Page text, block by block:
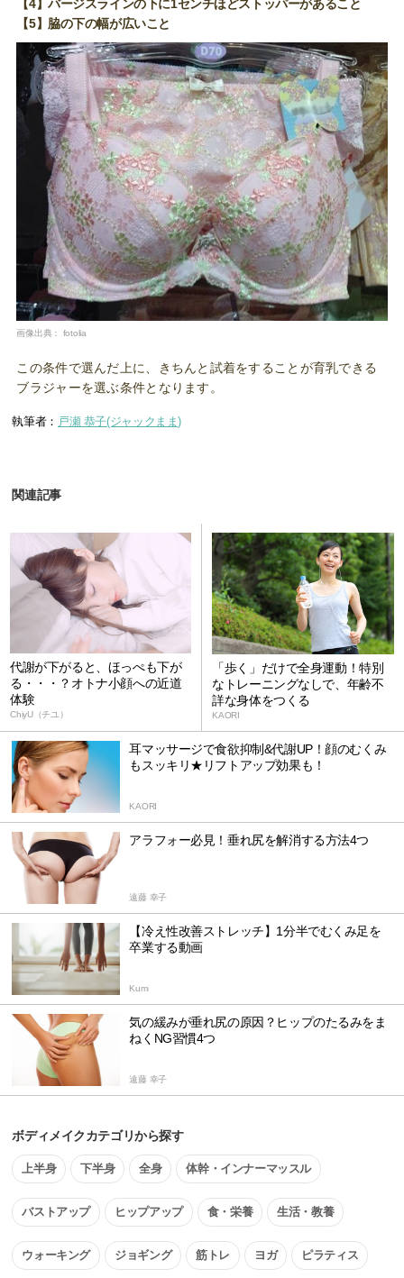
【4】バージスラインの下に1センチほどストッパーがあること
【5】脇の下の幅が広いこと
画像出典： fotolia
この条件で選んだ上に、きちんと試着をすることが育乳できる
ブラジャーを選ぶ条件となります。
執筆者： 戸瀬 恭子(ジャックまま)
関連記事
代謝が下がると、ほっぺも下が
る・・・？オトナ小顔への近道
体験
ChiyU（チユ）
「歩く」だけで全身運動！特別
なトレーニングなしで、年齢不
詳な身体をつくる
KAORI
耳マッサージで食欲抑制&代謝UP！顔のむくみ
もスッキリ★リフトアップ効果も！
KAORI
アラフォー必見！垂れ尻を解消する方法4つ
遠藤 幸子
【冷え性改善ストレッチ】1分半でむくみ足を
卒業する動画
Kumi
気の緩みが垂れ尻の原因？ヒップのたるみをま
ねくNG習慣4つ
遠藤 幸子
ボディメイクカテゴリから探す
上半身 下半身 全身 体幹・インナーマッスル
バストアップ ヒップアップ 食・栄養 生活・教養
ウォーキング ジョギング 筋トレ ヨガ ピラティス